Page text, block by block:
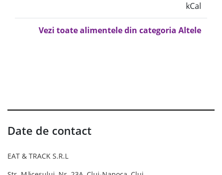
kCal
Vezi toate alimentele din categoria Altele
Date de contact
EAT & TRACK S.R.L